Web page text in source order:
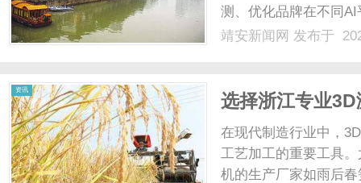
测、优化品牌在不同
息、认识品牌的重要
靖安新闻网 发布于
资讯
选择浙江专业
时代
在现代制造行业中，
工艺加工的重要工具
机的生产厂家如雨后